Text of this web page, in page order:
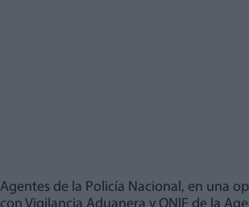
Agentes de la Policía Nacional, en una